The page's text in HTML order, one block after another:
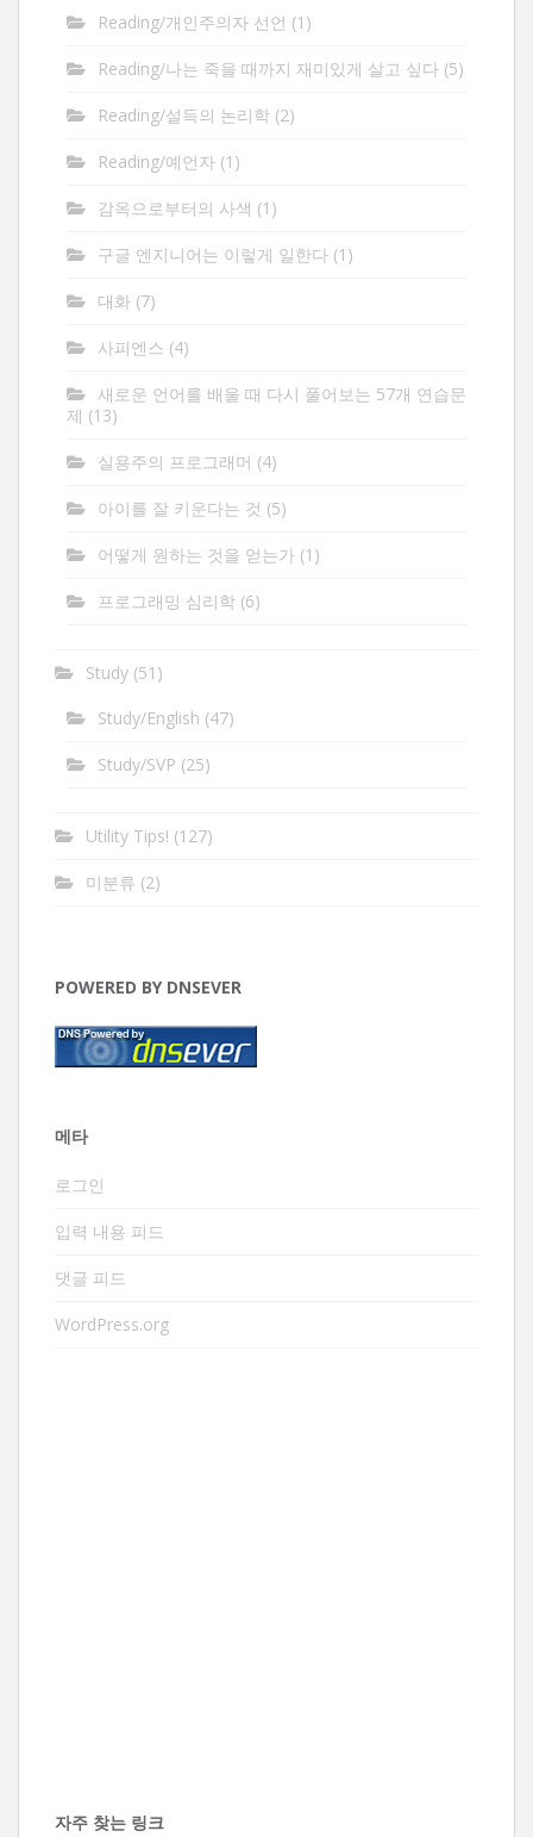
Reading/개인주의자 선언 (1)
Reading/나는 죽을 때까지 재미있게 살고 싶다 (5)
Reading/설득의 논리학 (2)
Reading/예언자 (1)
감옥으로부터의 사색 (1)
구글 엔지니어는 이렇게 일한다 (1)
대화 (7)
사피엔스 (4)
새로운 언어를 배울 때 다시 풀어보는 57개 연습문
제 (13)
실용주의 프로그래머 (4)
아이를 잘 키운다는 것 (5)
어떻게 원하는 것을 얻는가 (1)
프로그래밍 심리학 (6)
Study (51)
Study/English (47)
Study/SVP (25)
Utility Tips! (127)
미분류 (2)
POWERED BY DNSEVER
메타
로그인
입력 내용 피드
댓글 피드
WordPress.org
자주 찾는 링크